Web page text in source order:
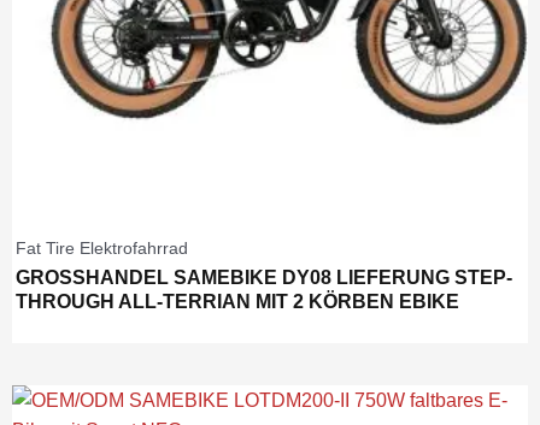
Fat Tire Elektrofahrrad
GROSSHANDEL SAMEBIKE DY08 LIEFERUNG STEP-T
HROUGH ALL-TERRIAN MIT 2 KÖRBEN EBIKE